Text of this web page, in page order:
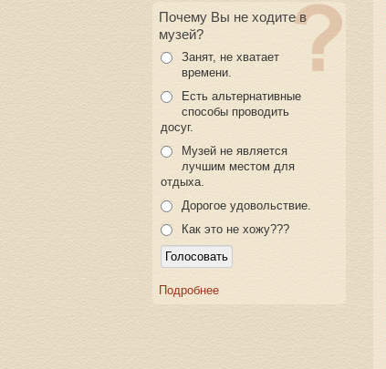
Почему Вы не ходите в
музей?
Занят, не хватает
времени.
Есть альтернативные
способы проводить
досуг.
Музей не является
лучшим местом для
отдыха.
Дорогое удовольствие.
Как это не хожу???
Подробнее